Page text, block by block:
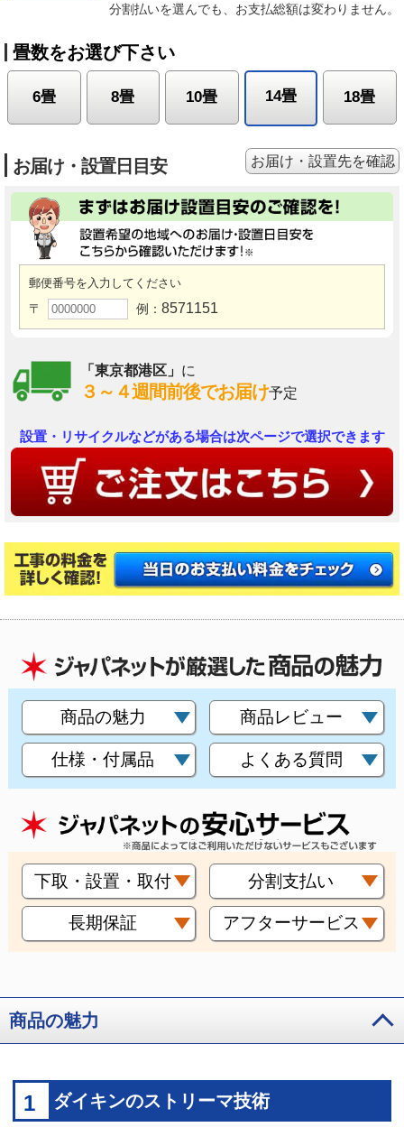
分割払いを選んでも、お支払総額は変わりません。
畳数をお選び下さい
6畳 8畳 10畳 14畳 18畳
お届け・設置日目安
郵便番号を入力してください
〒 例： 8571151
「東京都港区」 に
３～４週間前後でお届け予定
お届け・設置先を確認
設置・リサイクルなどがある場合は次ページで選択できます
商品の魅力 商品レビュー
仕様・付属品 よくある質問
下取・設置・取付 分割支払い
長期保証 アフターサービス
商品の魅力
1 ダイキンのストリーマ技術